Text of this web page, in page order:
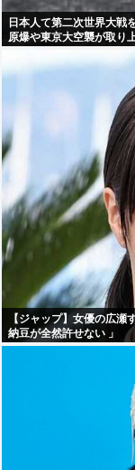
日本人て第二次世界大戦
原爆や東京大空襲が取り
【ジャップ】女優の広瀬
納豆が全然許せない 」